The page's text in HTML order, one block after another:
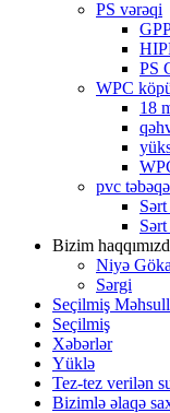
PS vərəqi
PS
WPC
18
pvc təbəqə
Bizim
Niyə
Sərgi
Seçilmiş
Seçilmiş
Xəbərlər
Yüklə
Tez-tez verilən
Bizimlə əlaqə